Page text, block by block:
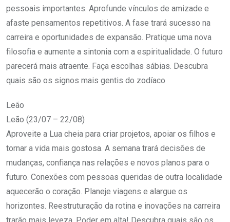
pessoais importantes. Aprofunde vínculos de amizade e
afaste pensamentos repetitivos. A fase trará sucesso na
carreira e oportunidades de expansão. Pratique uma nova
filosofia e aumente a sintonia com a espiritualidade. O futuro
parecerá mais atraente. Faça escolhas sábias. Descubra
quais são os signos mais gentis do zodíaco
Leão
Leão (23/07 – 22/08)
Aproveite a Lua cheia para criar projetos, apoiar os filhos e
tornar a vida mais gostosa. A semana trará decisões de
mudanças, confiança nas relações e novos planos para o
futuro. Conexões com pessoas queridas de outra localidade
aquecerão o coração. Planeje viagens e alargue os
horizontes. Reestruturação da rotina e inovações na carreira